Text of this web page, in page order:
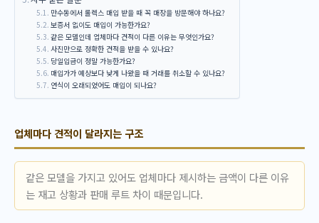
만수동에서 롤렉스 매입 받을 때 꼭 매장을 방문해야 하나요?
보증서 없이도 매입이 가능한가요?
같은 모델인데 업체마다 견적이 다른 이유는 무엇인가요?
사진만으로 정확한 견적을 받을 수 있나요?
당일입금이 정말 가능한가요?
매입가가 예상보다 낮게 나왔을 때 거래를 취소할 수 있나요?
연식이 오래되었어도 매입이 되나요?
업체마다 견적이 달라지는 구조
같은 모델을 가지고 있어도 업체마다 제시하는 금액이 다른 이유
는 재고 상황과 판매 루트 차이 때문입니다.